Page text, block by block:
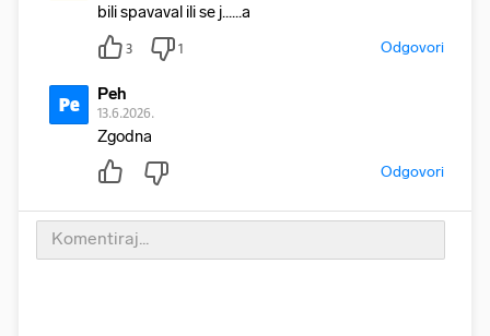
bili spavaval ili se j......a
3 1 Odgovori
Pe Peh
13.6.2026.
Zgodna
Odgovori